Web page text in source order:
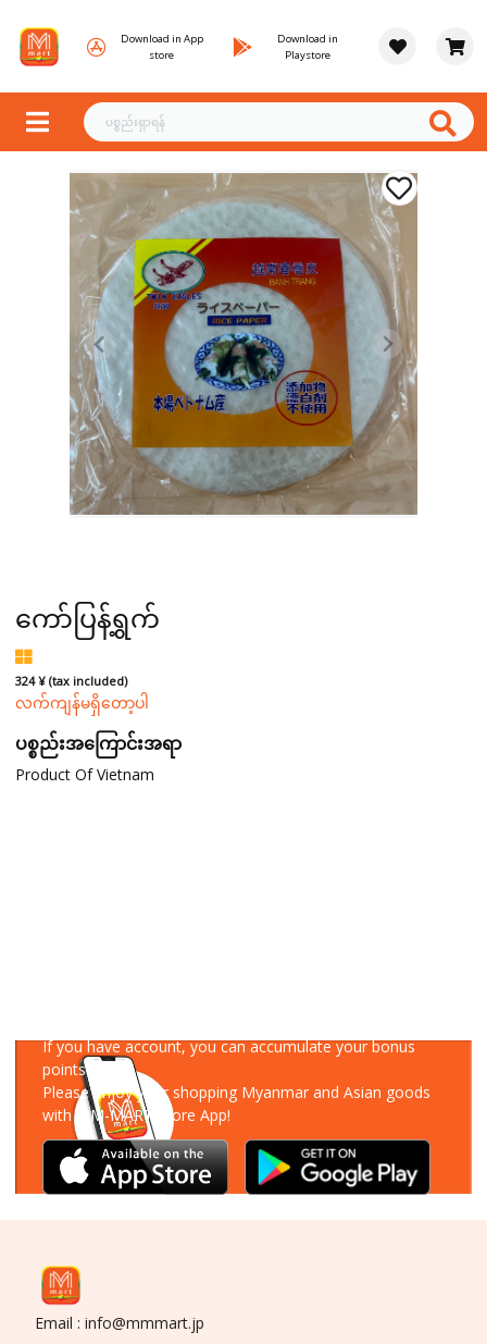
Download in App
store
Download in
Playstore
ကော်ပြန့်ရွက်
324 ¥ (tax included)
လက်ကျန်မရှိတော့ပါ
ပစ္စည်းအကြောင်းအရာ
Product Of Vietnam
If you have account, you can accumulate your bonus
points!
Please enjoy your shopping Myanmar and Asian goods
with MM-MART Store App!
Email : info@mmmart.jp